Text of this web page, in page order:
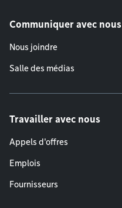
Communiquer avec nous
Nous joindre
Salle des médias
Travailler avec nous
Appels d'offres
Emplois
Fournisseurs